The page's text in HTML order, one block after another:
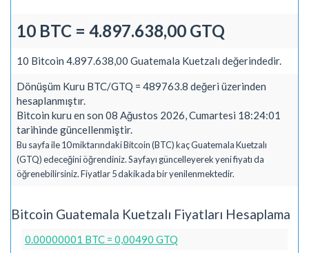
10 BTC = 4.897.638,00 GTQ
10 Bitcoin 4.897.638,00 Guatemala Kuetzalı değerindedir.
Dönüşüm Kuru BTC/GTQ = 489763.8 değeri üzerinden
hesaplanmıştır.
Bitcoin kuru en son 08 Ağustos 2026, Cumartesi 18:24:01
tarihinde güncellenmiştir.
Bu sayfa ile 10 miktarındaki Bitcoin (BTC) kaç Guatemala Kuetzalı
(GTQ) edeceğini öğrendiniz. Sayfayı güncelleyerek yeni fiyatı da
öğrenebilirsiniz. Fiyatlar 5 dakikada bir yenilenmektedir.
Bitcoin Guatemala Kuetzalı Fiyatları Hesaplama
0.00000001 BTC = 0,00490 GTQ